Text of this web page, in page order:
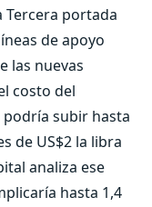
Tercera portada
de apoyo
las nuevas
costo del
podría subir hasta
de US$2 la libra
analiza ese
hasta 1,4